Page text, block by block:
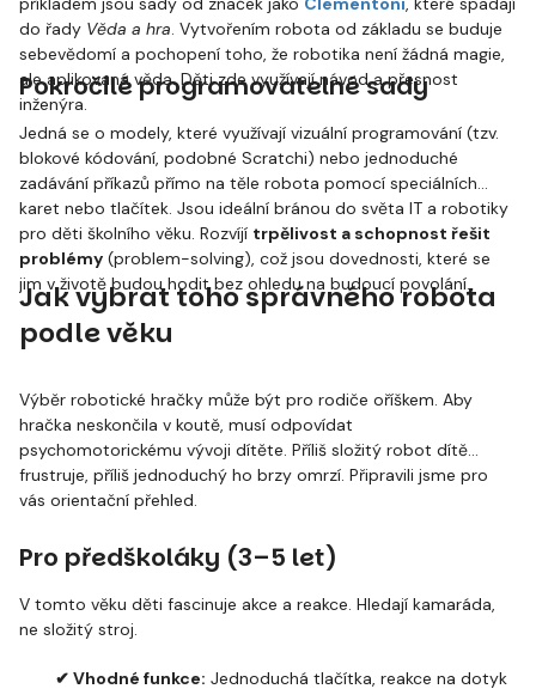
do řady Věda a hra. Vytvořením robota od základu se buduje
sebevědomí a pochopení toho, že robotika není žádná magie,
ale aplikovaná věda. Děti zde využívají návod a přesnost
inženýra.
Pokročilé programovatelné sady
Jedná se o modely, které využívají vizuální programování (tzv.
blokové kódování, podobné Scratchi) nebo jednoduché
zadávání příkazů přímo na těle robota pomocí speciálních
karet nebo tlačítek. Jsou ideální bránou do světa IT a robotiky
pro děti školního věku. Rozvíjí trpělivost a schopnost řešit
problémy (problem-solving), což jsou dovednosti, které se
jim v životě budou hodit bez ohledu na budoucí povolání.
Jak vybrat toho správného robota
podle věku
Výběr robotické hračky může být pro rodiče oříškem. Aby
hračka neskončila v koutě, musí odpovídat
psychomotorickému vývoji dítěte. Příliš složitý robot dítě
frustruje, příliš jednoduchý ho brzy omrzí. Připravili jsme pro
vás orientační přehled.
Pro předškoláky (3–5 let)
V tomto věku děti fascinuje akce a reakce. Hledají kamaráda,
ne složitý stroj.
✔ Vhodné funkce: Jednoduchá tlačítka, reakce na dotyk